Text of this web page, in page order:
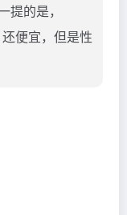
的是，
便宜，但是性